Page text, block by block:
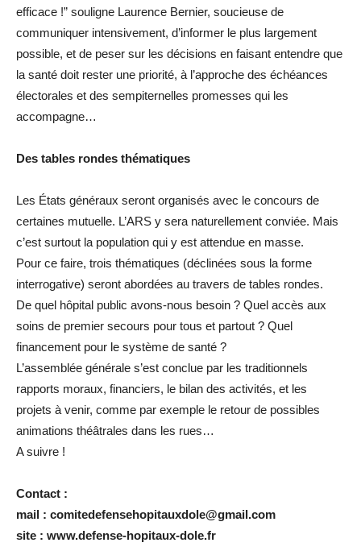
efficace !” souligne Laurence Bernier, soucieuse de
communiquer intensivement, d’informer le plus largement
possible, et de peser sur les décisions en faisant entendre que
la santé doit rester une priorité, à l’approche des échéances
électorales et des sempiternelles promesses qui les
accompagne…
Des tables rondes thématiques
Les États généraux seront organisés avec le concours de
certaines mutuelle. L’ARS y sera naturellement conviée. Mais
c’est surtout la population qui y est attendue en masse.
Pour ce faire, trois thématiques (déclinées sous la forme
interrogative) seront abordées au travers de tables rondes.
De quel hôpital public avons-nous besoin ? Quel accès aux
soins de premier secours pour tous et partout ? Quel
financement pour le système de santé ?
L’assemblée générale s’est conclue par les traditionnels
rapports moraux, financiers, le bilan des activités, et les
projets à venir, comme par exemple le retour de possibles
animations théâtrales dans les rues…
A suivre !
Contact :
mail : comitedefensehopitauxdole@gmail.com
site : www.defense-hopitaux-dole.fr